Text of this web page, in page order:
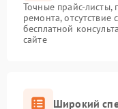
Точные прайс-листы,
ремонта,
бесплатной
сайте
Широкий